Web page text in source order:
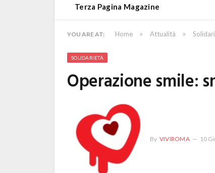
Terza Pagina Magazine
YOU ARE AT: Home » Attualità »
SOLIDARIETÀ
Operazione smile:
By VIVIROMA 10